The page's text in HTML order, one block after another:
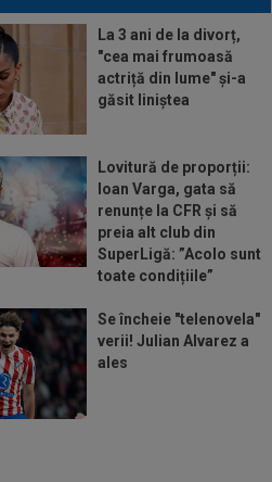
La 3 ani de la divorț,
"cea mai frumoasă
actriță din lume" și-a
găsit liniștea
Lovitură de proporții:
Ioan Varga, gata să
renunțe la CFR și să
preia alt club din
SuperLigă: ”Acolo sunt
toate condițiile”
Se încheie "telenovela"
verii! Julian Alvarez a
ales